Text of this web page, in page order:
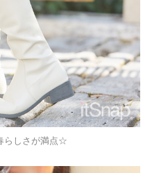
らしさが満点☆